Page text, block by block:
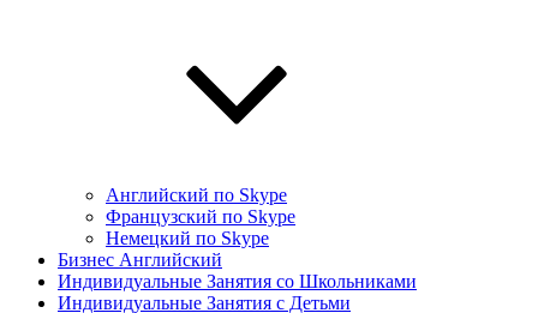
Английский по Skype
Французский по Skype
Немецкий по Skype
Бизнес Английский
Индивидуальные Занятия со Школьниками
Индивидуальные Занятия с Детьми